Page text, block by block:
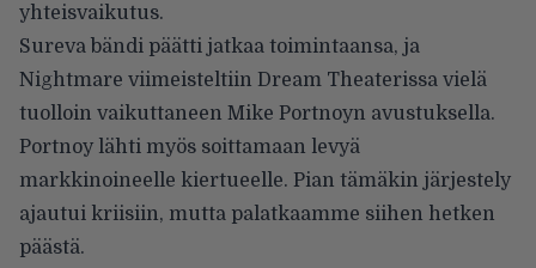
yhteisvaikutus.
Sureva bändi päätti jatkaa toimintaansa, ja
Nightmare viimeisteltiin Dream Theaterissa vielä
tuolloin vaikuttaneen Mike Portnoyn avustuksella.
Portnoy lähti myös soittamaan levyä
markkinoineelle kiertueelle. Pian tämäkin järjestely
ajautui kriisiin, mutta palatkaamme siihen hetken
päästä.